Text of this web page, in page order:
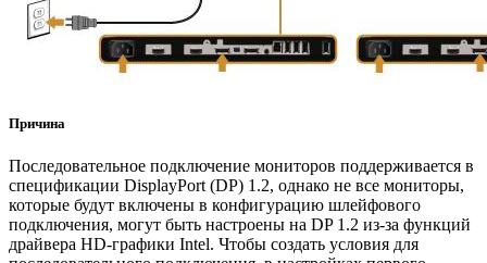
Причина
Последовательное подключение мониторов поддерживается в
спецификации DisplayPort (DP) 1.2, однако не все мониторы,
которые будут включены в конфигурацию шлейфового
подключения, могут быть настроены на DP 1.2 из-за функций
драйвера HD-графики Intel. Чтобы создать условия для